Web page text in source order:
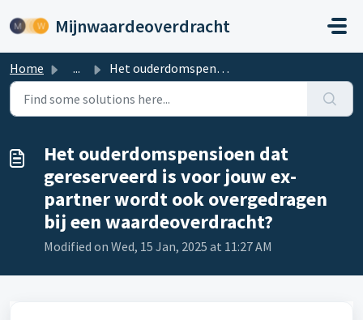
Mijnwaardeoverdracht
Home ... Het ouderdomspensioen dat gereserveerd is voor jouw ex-pa...
Het ouderdomspensioen dat
gereserveerd is voor jouw ex-
partner wordt ook overgedragen
bij een waardeoverdracht?
Modified on Wed, 15 Jan, 2025 at 11:27 AM